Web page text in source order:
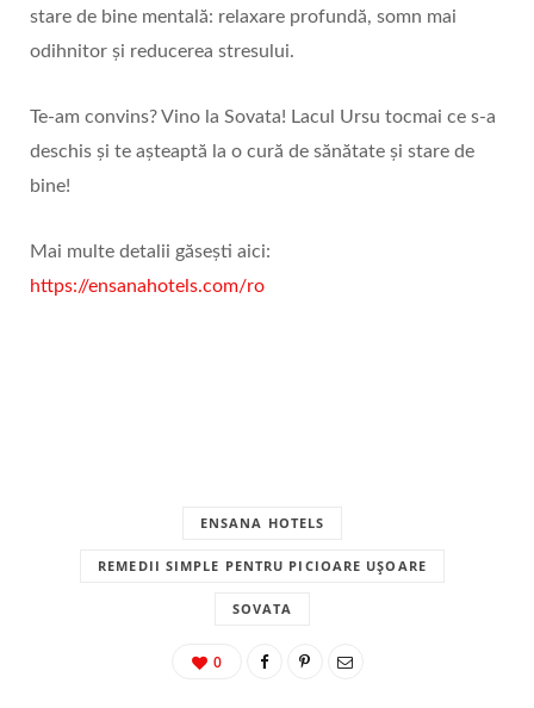
stare de bine mentală: relaxare profundă, somn mai
odihnitor și reducerea stresului.
Te-am convins? Vino la Sovata! Lacul Ursu tocmai ce s-a
deschis și te așteaptă la o cură de sănătate și stare de
bine!
Mai multe detalii găsești aici:
https://ensanahotels.com/ro
ENSANA HOTELS
REMEDII SIMPLE PENTRU PICIOARE UȘOARE
SOVATA
0